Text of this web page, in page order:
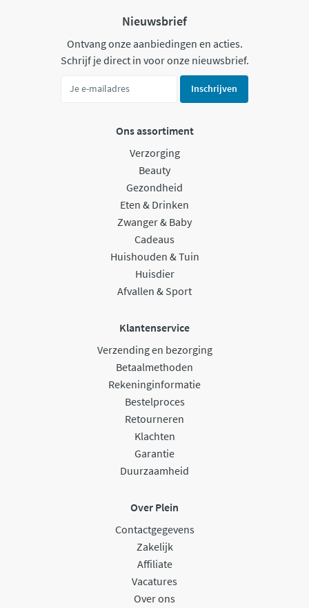
Nieuwsbrief
Ontvang onze aanbiedingen en acties.
Schrijf je direct in voor onze nieuwsbrief.
Inschrijven
Ons assortiment
Verzorging
Beauty
Gezondheid
Eten & Drinken
Zwanger & Baby
Cadeaus
Huishouden & Tuin
Huisdier
Afvallen & Sport
Klantenservice
Verzending en bezorging
Betaalmethoden
Rekeninginformatie
Bestelproces
Retourneren
Klachten
Garantie
Duurzaamheid
Over Plein
Contactgegevens
Zakelijk
Affiliate
Vacatures
Over ons